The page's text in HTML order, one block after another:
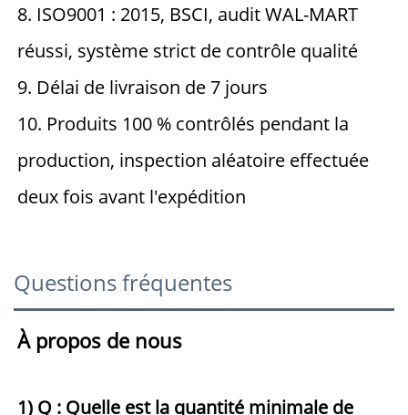
8. ISO9001 : 2015, BSCI, audit WAL-MART
réussi, système strict de contrôle qualité
9. Délai de livraison de 7 jours
10. Produits 100 % contrôlés pendant la
production, inspection aléatoire effectuée
deux fois avant l'expédition
Questions fréquentes
À propos de nous
1) Q : Quelle est la quantité minimale de